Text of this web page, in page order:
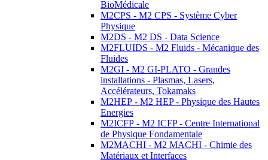
BioMédicale
M2CPS - M2 CPS - Système Cyber
Physique
M2DS - M2 DS - Data Science
M2FLUIDS - M2 Fluids - Mécanique des
Fluides
M2GI - M2 GI-PLATO - Grandes
installations - Plasmas, Lasers,
Accélérateurs, Tokamaks
M2HEP - M2 HEP - Physique des Hautes
Energies
M2ICFP - M2 ICFP - Centre International
de Physique Fondamentale
M2MACHI - M2 MACHI - Chimie des
Matériaux et Interfaces